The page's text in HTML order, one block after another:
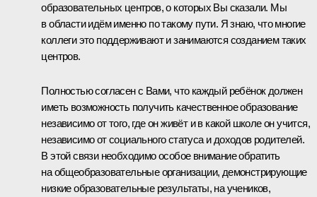
образовательных центров, о которых Вы сказали. Мы
в области идём именно по такому пути. Я знаю, что многие
коллеги это поддерживают и занимаются созданием таких
центров.
Полностью согласен с Вами, что каждый ребёнок должен
иметь возможность получить качественное образование
независимо от того, где он живёт и в какой школе он учится,
независимо от социального статуса и доходов родителей.
В этой связи необходимо особое внимание обратить
на общеобразовательные организации, демонстрирующие
низкие образовательные результаты, на учеников,